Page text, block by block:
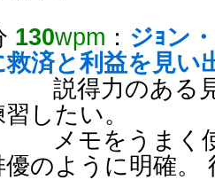
130wpm ： ジｮン
救済と利益を見い
力のある見
したい。
をうまく使
優のように明確。